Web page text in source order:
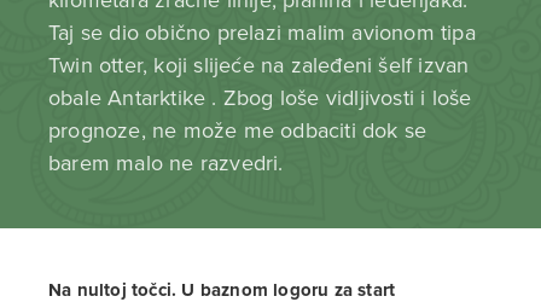
Taj se dio obično prelazi malim avionom tipa
Twin otter, koji slijeće na zaleđeni šelf izvan
obale Antarktike . Zbog loše vidljivosti i loše
prognoze, ne može me odbaciti dok se
barem malo ne razvedri.
Na nultoj točci. U baznom logoru za start